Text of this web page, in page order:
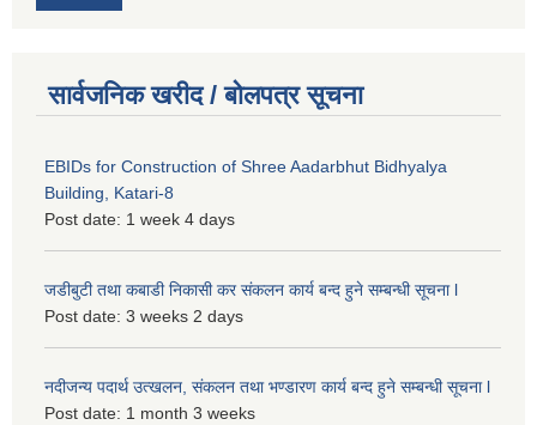
सार्वजनिक खरीद / बोलपत्र सूचना
EBIDs for Construction of Shree Aadarbhut Bidhyalya
Building, Katari-8
Post date: 1 week 4 days
जडीबुटी तथा कबाडी निकासी कर संकलन कार्य बन्द हुने सम्बन्धी सूचना l
Post date: 3 weeks 2 days
नदीजन्य पदार्थ उत्खलन, संकलन तथा भण्डारण कार्य बन्द हुने सम्बन्धी सूचना l
Post date: 1 month 3 weeks